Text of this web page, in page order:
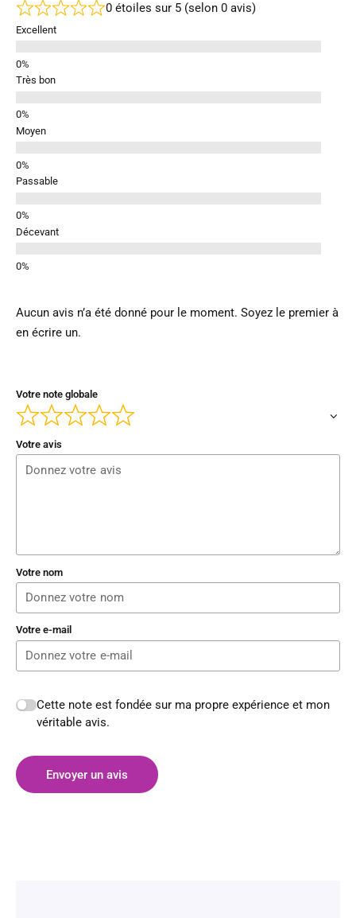
0 étoiles sur 5 (selon 0 avis)
Excellent
Très bon
Moyen
Passable
Décevant
Aucun avis n’a été donné pour le moment. Soyez le premier à
en écrire un.
Votre note globale
Votre avis
Votre nom
Votre e-mail
Cette note est fondée sur ma propre expérience et mon
véritable avis.
Envoyer un avis